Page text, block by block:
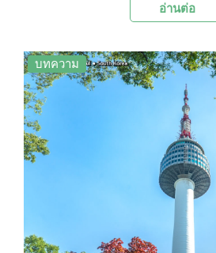
สวยงาม มีมุมถ่ายรูปน่ารักๆ มาก
แวะเที่ยวชม นอกจากนี้ในช่วงเ
เมษายนจะมีไฮไลท์เป็นเทศกาล
สดใสสวยงาม และขบวนพาเหร
ท่ามกลางบรรยากาศของหุบเขา
อ่านต่อ
บทความ